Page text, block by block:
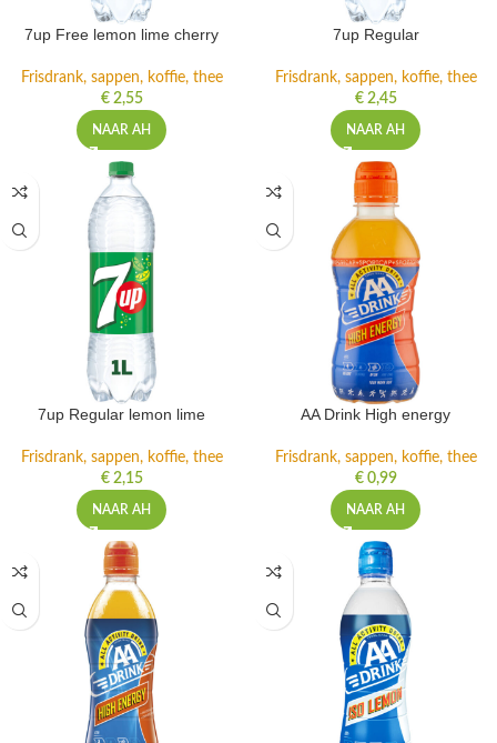
7up Free lemon lime cherry
Frisdrank, sappen, koffie, thee
€2,55
NAAR AH
7up Regular
Frisdrank, sappen, koffie, thee
€2,45
NAAR AH
7up Regular lemon lime
Frisdrank, sappen, koffie, thee
€2,15
NAAR AH
AA Drink High energy
Frisdrank, sappen, koffie, thee
€0,99
NAAR AH